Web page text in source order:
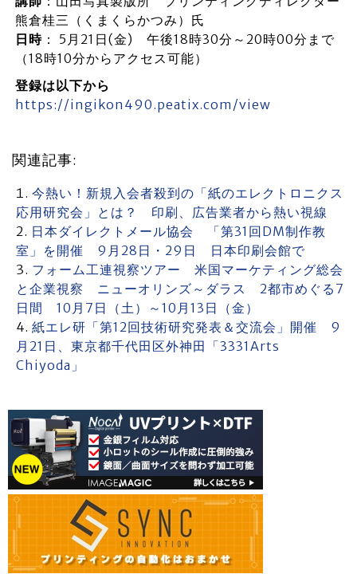
熊倉桂三（くまくらかつみ）氏
日時： 5月21日(金) 午後18時30分～20時00分まで
（18時10分からアクセス可能）
登録は以下から
https://ingikon490.peatix.com/view
関連記事:
今熱い！新規入会者殺到の「紙のエレクトロニクス
応用研究会」とは？ 印刷、広告業者から熱い視線
日本ダイレクトメール協会 「第31回DM制作教
室」を開催 9月28日・29日 日本印刷会館で
フォーム工連視察ツアー 米国マーケティング総会
と企業視察 ニューオリンズ～ダラス 2都市めぐる7
日間 10月7日（土）～10月13日（金）
紙エレ研「第12回技術研究発表＆交流会」開催 9
月21日、東京都千代田区外神田「3331Arts
Chiyoda」